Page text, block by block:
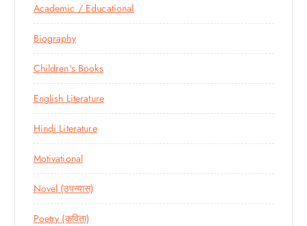
Academic / Educational
Biography
Children's Books
English Literature
Hindi Literature
Motivational
Novel (उपन्यास)
Poetry (कविता)